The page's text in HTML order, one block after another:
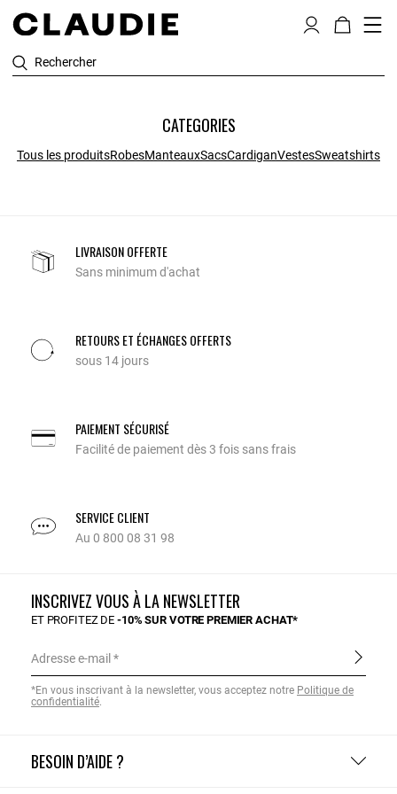
Rechercher
CATEGORIES
Tous les produitsRobesManteauxSacsCardiganVestesSweatshirts
LIVRAISON OFFERTE
Sans minimum d'achat
RETOURS ET ÉCHANGES OFFERTS
sous 14 jours
PAIEMENT SÉCURISÉ
Facilité de paiement dès 3 fois sans frais
SERVICE CLIENT
Au 0 800 08 31 98
BESOIN D’AIDE ?
INSCRIVEZ VOUS À LA NEWSLETTER
ET PROFITEZ DE-10% SUR VOTRE PREMIER ACHAT*
Adresse e-mail
*En vous inscrivant à la newsletter, vous acceptez notre Politique de
confidentialité.